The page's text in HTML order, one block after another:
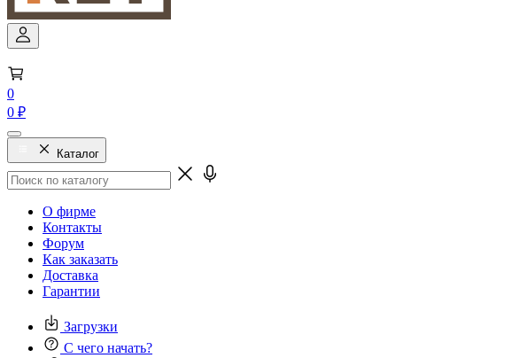
0
0 ₽
Каталог
О фирме
Контакты
Форум
Как заказать
Доставка
Гарантии
Загрузки
С чего начать?